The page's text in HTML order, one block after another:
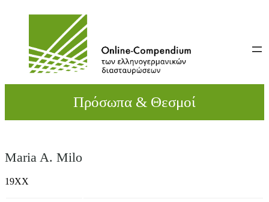
Πρόσωπα & Θεσμοί
Maria A. Milo
19XX